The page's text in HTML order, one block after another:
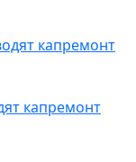
капремонт